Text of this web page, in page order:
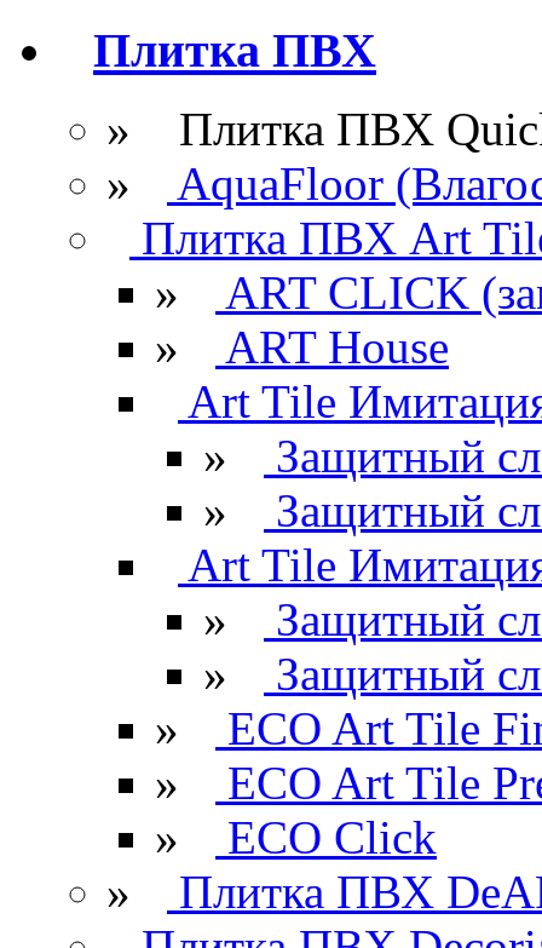
Плитка ПВХ
» Плитка ПВХ
»
AquaFloor
Плитка ПВХ Art
»
ART CLICK
»
ART House
Art Tile
»
Защитный
»
Защитный
Art Tile
»
Защитный
»
Защитный
»
ECO Art Tile
»
ECO Art Tile
»
ECO Click
»
Плитка ПВХ